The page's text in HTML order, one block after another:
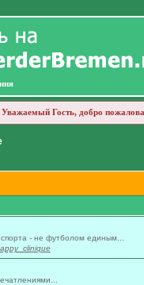
Уважаемый Гость, добро
- не футболом единым...